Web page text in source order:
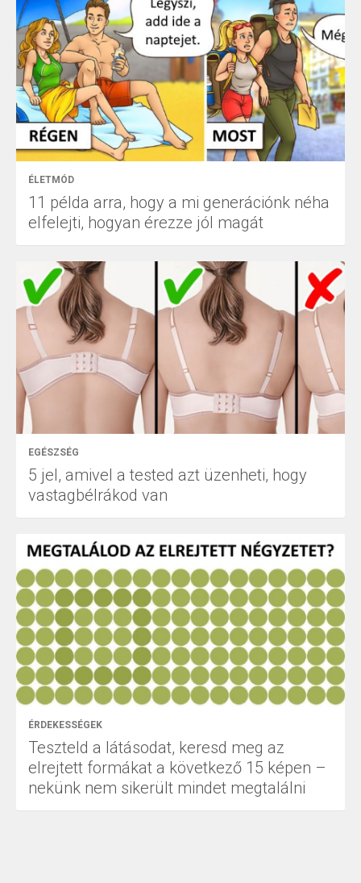
ÉLETMÓD
11 példa arra, hogy a mi generációnk néha
elfelejti, hogyan érezze jól magát
EGÉSZSÉG
5 jel, amivel a tested azt üzenheti, hogy
vastagbélrákod van
ÉRDEKESSÉGEK
Teszteld a látásodat, keresd meg az
elrejtett formákat a következő 15 képen –
nekünk nem sikerült mindet megtalálni